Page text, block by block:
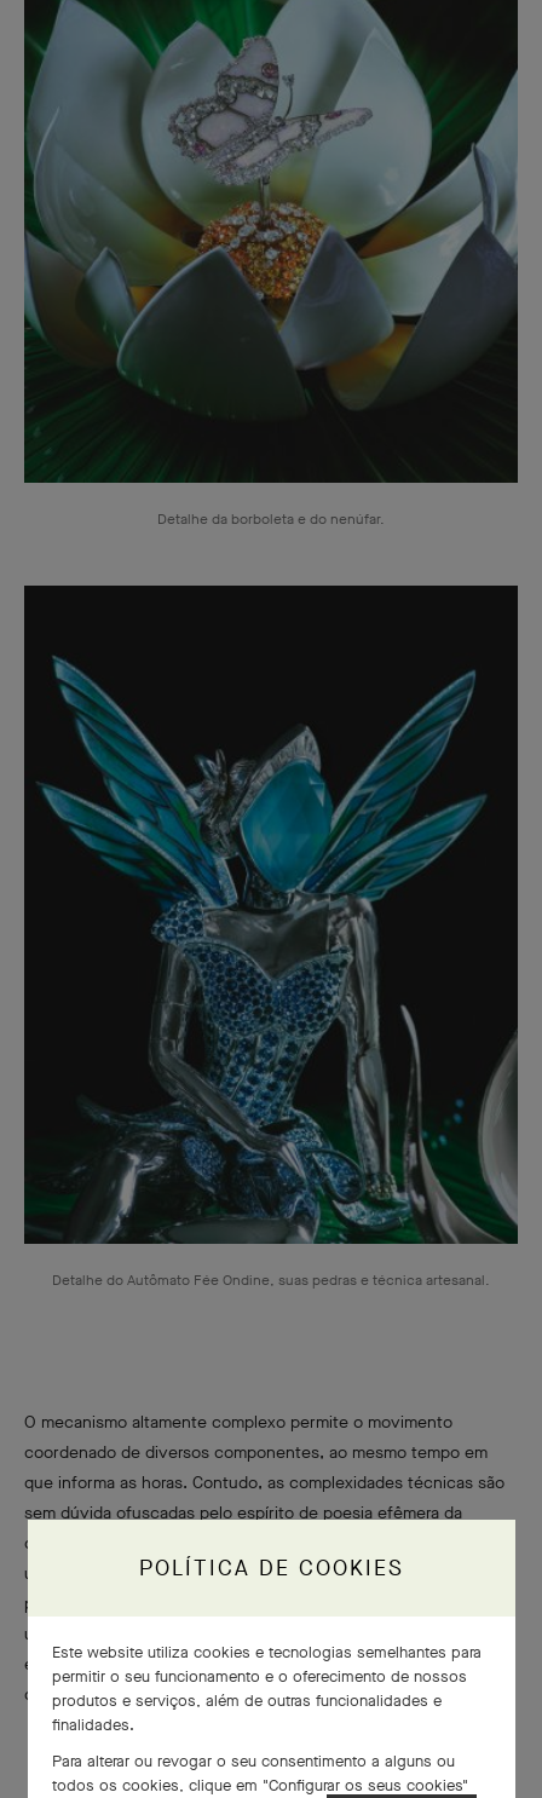
Detalhe da borboleta e do nenúfar.
Detalhe do Autômato Fée Ondine, suas pedras e técnica artesanal.
O mecanismo altamente complexo permite o movimento
coordenado de diversos componentes, ao mesmo tempo em
que informa as horas. Contudo, as complexidades técnicas são
sem dúvida ofuscadas pelo espírito de poesia efêmera da
criação: movimento e leveza, a beleza da natureza, a graça de
uma fada despertando do sono e as nuances das pedras
preciosas e do esmalte. Este Objeto Extraordinário transmite o
universo narrativo da Van Cleef & Arpels através da criatividade
e savoir-faire da Maison, produzindo verdadeiro
deslumbramento.
POLÍTICA DE COOKIES
Este website utiliza cookies e tecnologias semelhantes para
permitir o seu funcionamento e o oferecimento de nossos
produtos e serviços, além de outras funcionalidades e
finalidades.
Para alterar ou revogar o seu consentimento a alguns ou
todos os cookies, clique em "Configurar os seus cookies"